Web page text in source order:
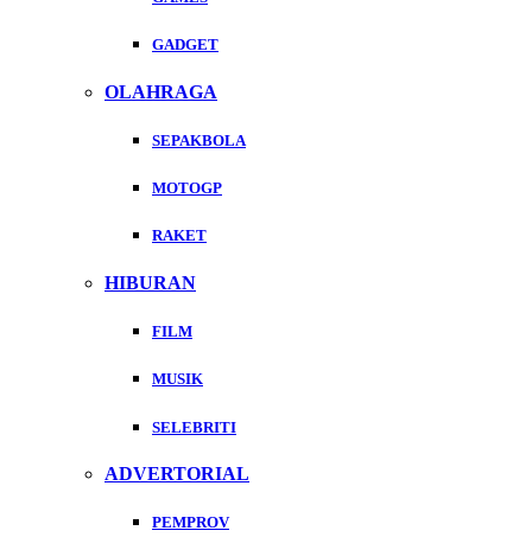
GADGET
OLAHRAGA
SEPAKBOLA
MOTOGP
RAKET
HIBURAN
FILM
MUSIK
SELEBRITI
ADVERTORIAL
PEMPROV